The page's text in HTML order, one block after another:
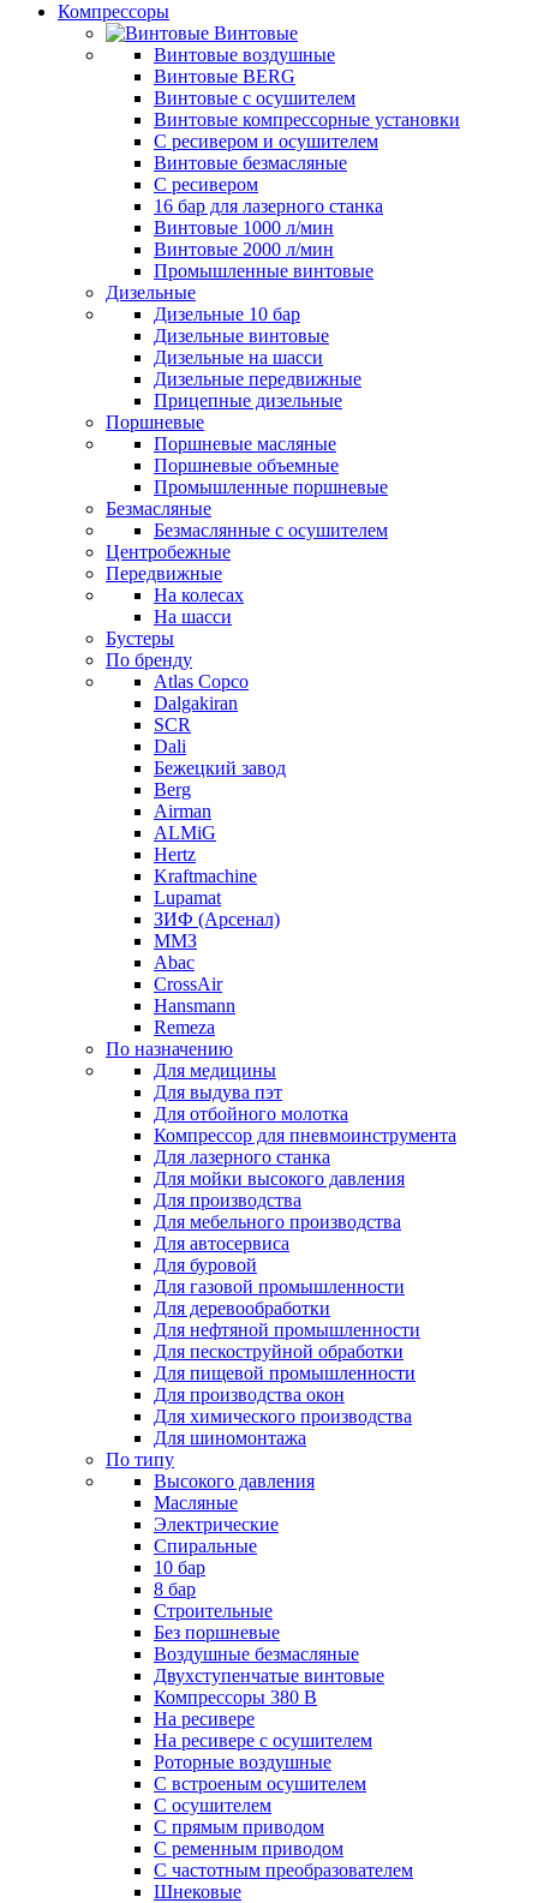
Компрессоры
Винтовые
Винтовые воздушные
Винтовые BERG
Винтовые с осушителем
Винтовые компрессорные установки
C ресивером и осушителем
Винтовые безмасляные
C ресивером
16 бар для лазерного станка
Винтовые 1000 л/мин
Винтовые 2000 л/мин
Промышленные винтовые
Дизельные
Дизельные 10 бар
Дизельные винтовые
Дизельные на шасси
Дизельные передвижные
Прицепные дизельные
Поршневые
Поршневые масляные
Поршневые объемные
Промышленные поршневые
Безмасляные
Безмаслянные с осушителем
Центробежные
Передвижные
На колесах
На шасси
Бустеры
По бренду
Atlas Copco
Dalgakiran
SCR
Dali
Бежецкий завод
Berg
Airman
ALMiG
Hertz
Kraftmachine
Lupamat
ЗИФ (Арсенал)
ММЗ
Abac
CrossAir
Hansmann
Remeza
По назначению
Для медицины
Для выдува пэт
Для отбойного молотка
Компрессор для пневмоинструмента
Для лазерного станка
Для мойки высокого давления
Для производства
Для мебельного производства
Для автосервиса
Для буровой
Для газовой промышленности
Для деревообработки
Для нефтяной промышленности
Для пескоструйной обработки
Для пищевой промышленности
Для производства окон
Для химического производства
Для шиномонтажа
По типу
Высокого давления
Масляные
Электрические
Спиральные
10 бар
8 бар
Cтроительные
Без поршневые
Воздушные безмасляные
Двухступенчатые винтовые
Компрессоры 380 В
На ресивере
На ресивере с осушителем
Роторные воздушные
С встроеным осушителем
С осушителем
С прямым приводом
С ременным приводом
С частотным преобразователем
Шнековые